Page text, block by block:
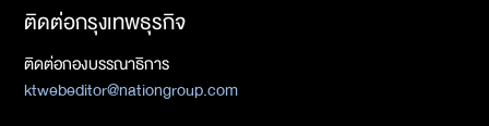
ติดต่อกรุงเทพธุรกิจ
ติดต่อกองบรรณาธิการ
ktwebeditor@nationgroup.com